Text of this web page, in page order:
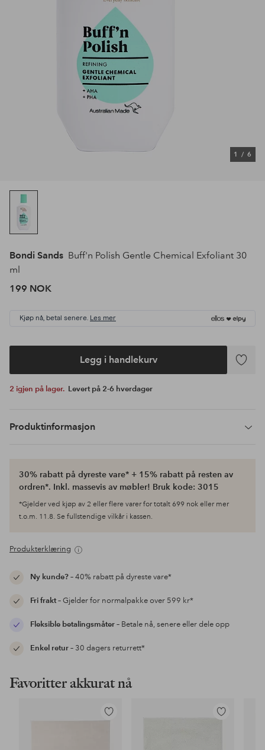
1 / 6
Bondi Sands Buff'n Polish Gentle Chemical Exfoliant 30
ml
199 NOK
Kjøp nå, betal senere. Les mer
Legg i handlekurv
Legg
2 igjen på lager. Levert på 2-6 hverdager
Produktinformasjon
30% rabatt på dyreste vare* + 15% rabatt på resten av
ordren*. Inkl. massevis av møbler! Bruk kode: 3015
*Gjelder ved kjøp av 2 eller flere varer for totalt 699 nok eller mer
t.o.m. 11.8. Se fullstendige vilkår i kassen.
Produkterklæring
Ny kunde?– 40% rabatt på dyreste vare*
Fri frakt– Gjelder for normalpakke over 599 kr*
Fleksible betalingsmåter– Betale nå, senere eller dele opp
Enkel retur– 30 dagers returrett*
Favoritter akkurat nå
Legg
Legg